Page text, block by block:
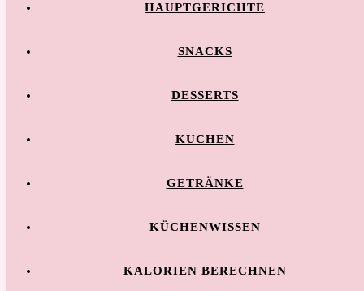
HAUPTGERICHTE
SNACKS
DESSERTS
KUCHEN
GETRÄNKE
KÜCHENWISSEN
KALORIEN BERECHNEN